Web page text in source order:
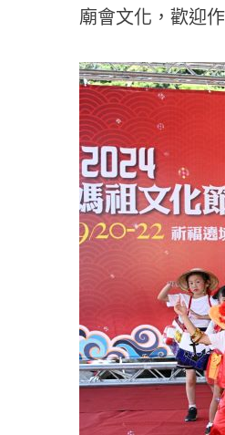
廟會文化，歡迎